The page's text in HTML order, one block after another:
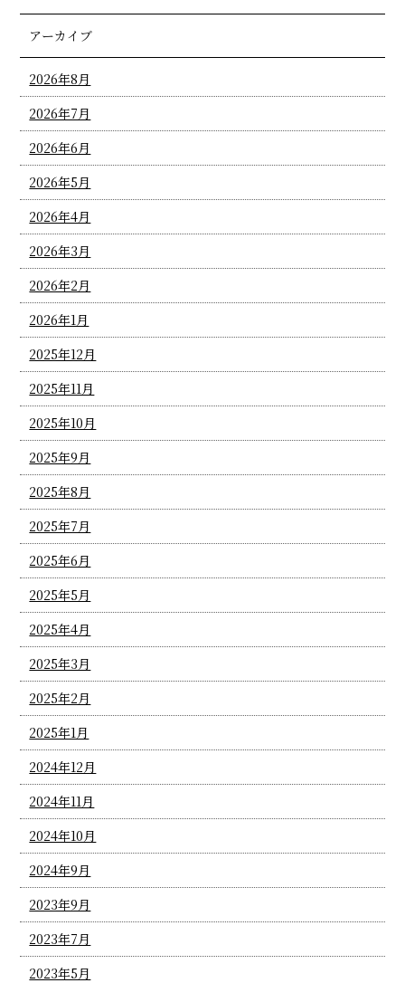
アーカイブ
2026年8月
2026年7月
2026年6月
2026年5月
2026年4月
2026年3月
2026年2月
2026年1月
2025年12月
2025年11月
2025年10月
2025年9月
2025年8月
2025年7月
2025年6月
2025年5月
2025年4月
2025年3月
2025年2月
2025年1月
2024年12月
2024年11月
2024年10月
2024年9月
2023年9月
2023年7月
2023年5月